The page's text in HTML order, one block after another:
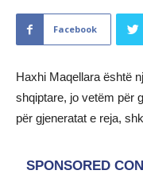
Facebook
Haxhi Maqellara është
shqiptare, jo vetëm për
për gjeneratat e reja,